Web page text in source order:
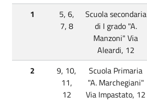
1
5, 6,
7, 8
Scuola secondaria
di I grado "A.
Manzoni" Via
Aleardi, 12
2
9, 10,
11,
12
Scuola Primaria
"A. Marchegiani"
Via Impastato, 12